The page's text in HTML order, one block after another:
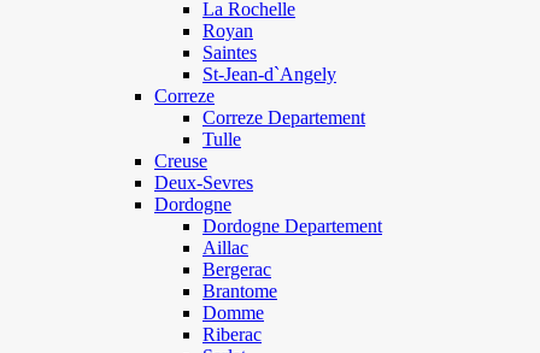
La Rochelle
Royan
Saintes
St-Jean-d`Angely
Correze
Correze Departement
Tulle
Creuse
Deux-Sevres
Dordogne
Dordogne Departement
Aillac
Bergerac
Brantome
Domme
Riberac